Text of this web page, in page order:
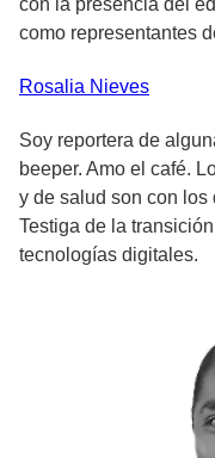
con la presencia del
como representantes
Rosalia Nieves
Soy reportera de
beeper. Amo el café.
y de salud son con los
Testiga de la
tecnologías digitales.